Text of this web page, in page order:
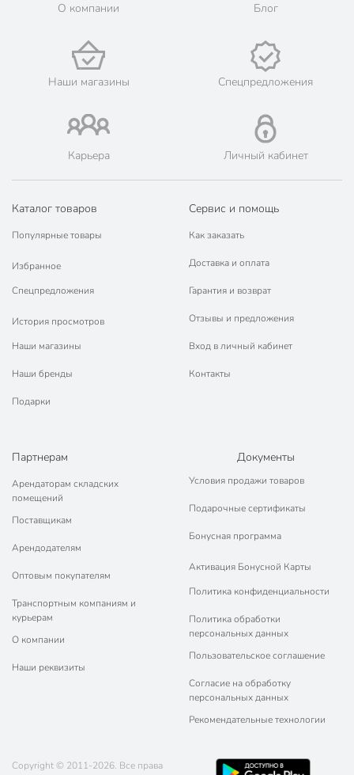
О компании Блог
Наши магазины Спецпредложения
Карьера Личный кабинет
Каталог товаров
Популярные товары
Избранное
Спецпредложения
История просмотров
Наши магазины
Наши бренды
Подарки
Сервис и помощь
Как заказать
Доставка и оплата
Гарантия и возврат
Отзывы и предложения
Вход в личный кабинет
Контакты
Партнерам
Арендаторам складских
помещений
Поставщикам
Арендодателям
Оптовым покупателям
Транспортным компаниям и
курьерам
О компании
Наши реквизиты
Документы
Условия продажи товаров
Подарочные сертификаты
Бонусная программа
Активация Бонусной Карты
Политика конфиденциальности
Политика обработки
персональных данных
Пользовательское соглашение
Согласие на обработку
персональных данных
Рекомендательные технологии
Copyright © 2011-2026. Все права